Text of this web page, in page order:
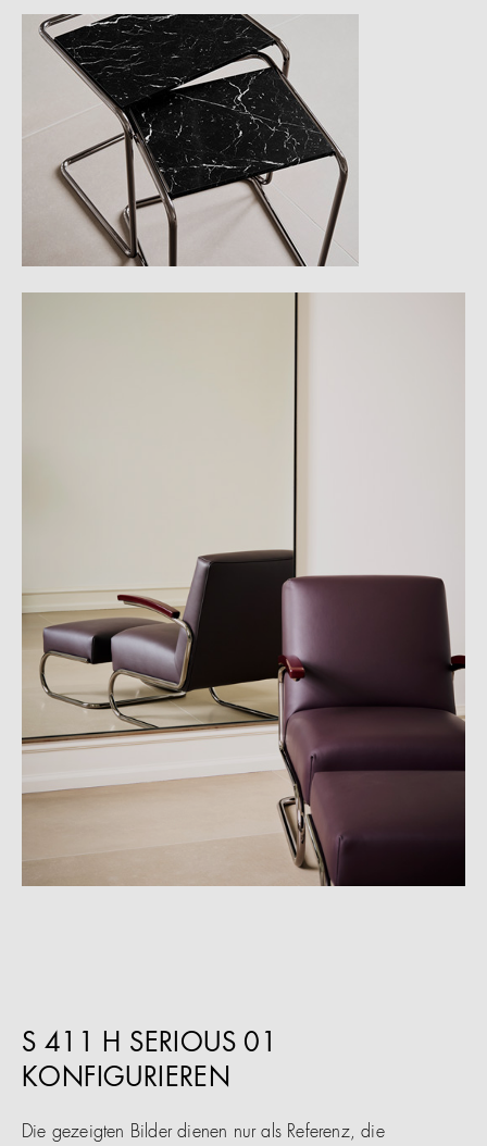
S 411 H SERIOUS 01
KONFIGURIEREN
Die gezeigten Bilder dienen nur als Referenz, die